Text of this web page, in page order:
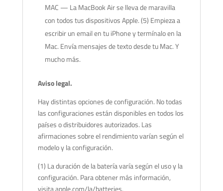
MAC — La MacBook Air se lleva de maravilla
con todos tus dispositivos Apple. (5) Empieza a
escribir un email en tu iPhone y termínalo en la
Mac. Envía mensajes de texto desde tu Mac. Y
mucho más.
Aviso legal.
Hay distintas opciones de configuración. No todas
las configuraciones están disponibles en todos los
países o distribuidores autorizados. Las
afirmaciones sobre el rendimiento varían según el
modelo y la configuración.
(1) La duración de la batería varía según el uso y la
configuración. Para obtener más información,
visita apple.com/la/batteries.